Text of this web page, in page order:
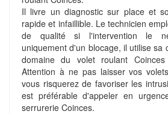
Il livre un diagnostic sur place et
rapide et infaillible. Le technicien
de qualité si l'intervention le
uniquement d'un blocage, il utilise sa
domaine du volet roulant
Attention à ne pas laisser vos
vous risquerez de favoriser les
est préférable d'appeler en
serrurerie Coinces.